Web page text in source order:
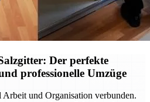
Der perfekte
professionelle Umzüge
und Organisation verbunden.